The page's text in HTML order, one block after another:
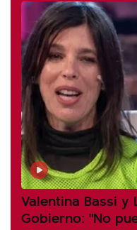
Valentina Bassi
Gobierno: "No